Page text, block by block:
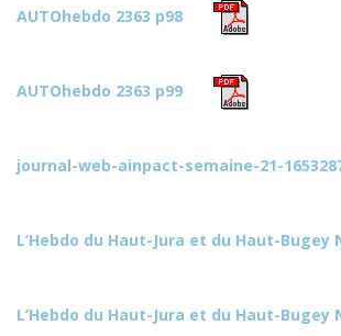
AUTOhebdo 2363 p98
AUTOhebdo 2363 p99
journal-web-ainpact-semaine-21-
L’Hebdo du Haut-Jura et du Haut-Bugey
L’Hebdo du Haut-Jura et du Haut-Bugey